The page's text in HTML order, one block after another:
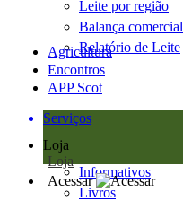
Leite por região
Balança comercial
Relatório de Leite
Agricultura
Encontros
APP Scot
Serviços
Loja
Loja
Informativos
Livros
Acessar